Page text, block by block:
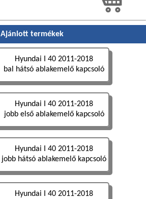
Ajánlott termékek
Hyundai I 40 2011-2018
bal hátsó ablakemelő kapcsoló
Hyundai I 40 2011-2018
jobb első ablakemelő kapcsoló
Hyundai I 40 2011-2018
jobb hátsó ablakemelő kapcsoló
Hyundai I 40 2011-2018